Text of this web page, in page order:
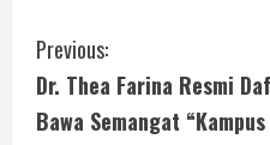
Previous:
Dr. Thea Farina Resmi
Bawa Semangat